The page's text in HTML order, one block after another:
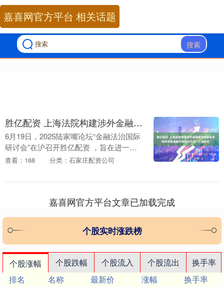
搜索
嘉喜网官方平台 相关话题
胜亿配资 上海法院构建涉外金融裁判规则体系 持续探索金融开放合作中的“上海路径”
6月19日，2025陆家嘴论坛“金融法治国际
研讨会”在沪召开胜亿配资 ，旨在进一步
扩大国际金融开放与合作，推动全球金融
升上海....
查看：168 分类：石家庄配资公司
嘉喜网官方平台文章已加载完成
个股实时涨跌榜
个股涨幅 个股跌幅 个股流入 个股流出
换手率
排名
名称 最新价 涨幅
换手率